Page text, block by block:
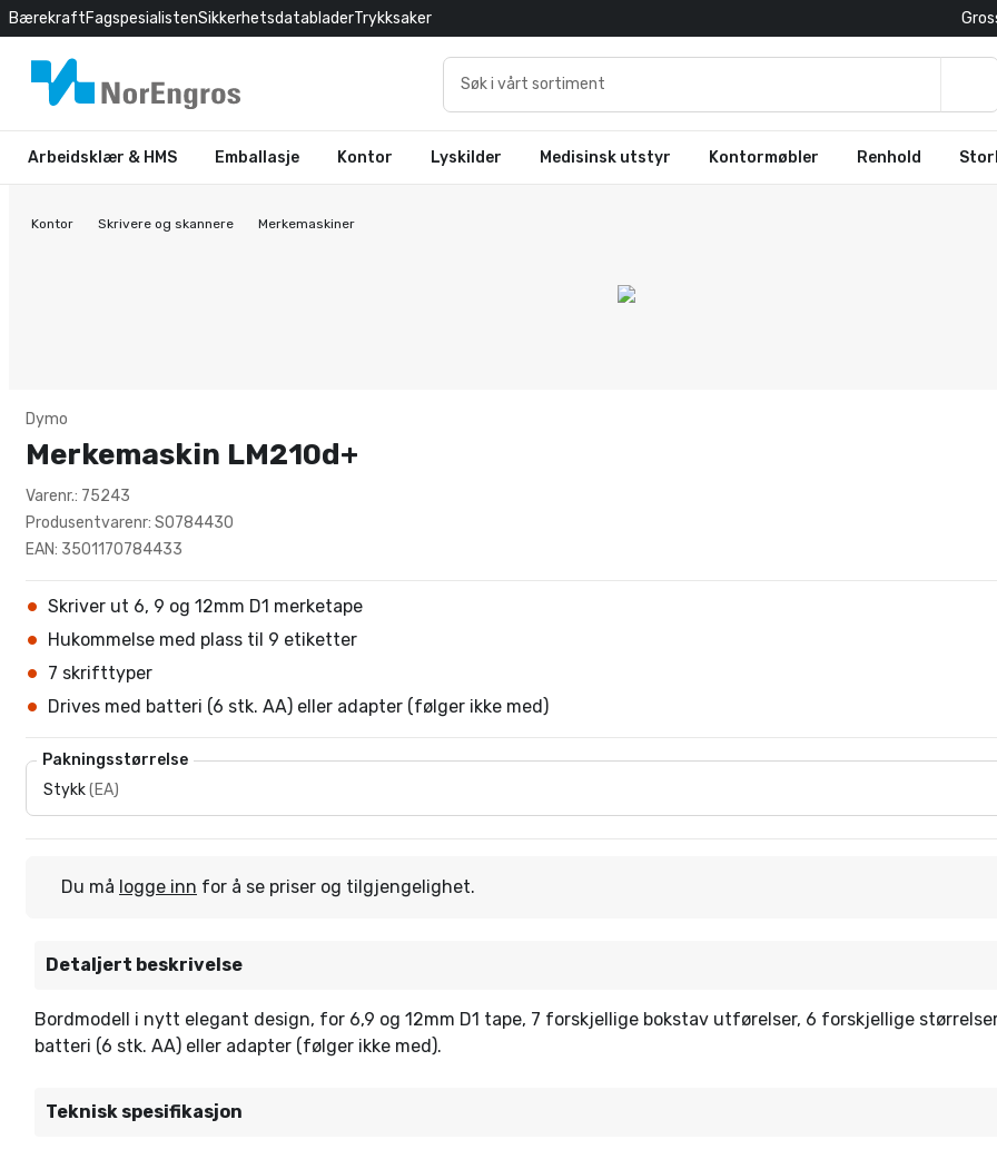
BærekraftFagspesialistenSikkerhetsdatabladerTrykksaker
Arbeidsklær & HMS Emballasje Kontor Lyskilder Medisinsk utstyr Kontormøbler Renhold
Kontor Skrivere og skannere Merkemaskiner
Dymo
Merkemaskin LM210d+
Varenr.: 75243
Produsentvarenr: S0784430
EAN: 3501170784433
Skriver ut 6, 9 og 12mm D1 merketape
Hukommelse med plass til 9 etiketter
7 skrifttyper
Drives med batteri (6 stk. AA) eller adapter (følger ikke med)
Pakningsstørrelse
Stykk(EA)
Du må logge inn for å se priser og tilgjengelighet.
Detaljert beskrivelse
Bordmodell i nytt elegant design, for 6,9 og 12mm D1 tape, 7 forskjellige bokstav utførelser, 6 forskjellige
batteri (6 stk. AA) eller adapter (følger ikke med).
Teknisk spesifikasjon